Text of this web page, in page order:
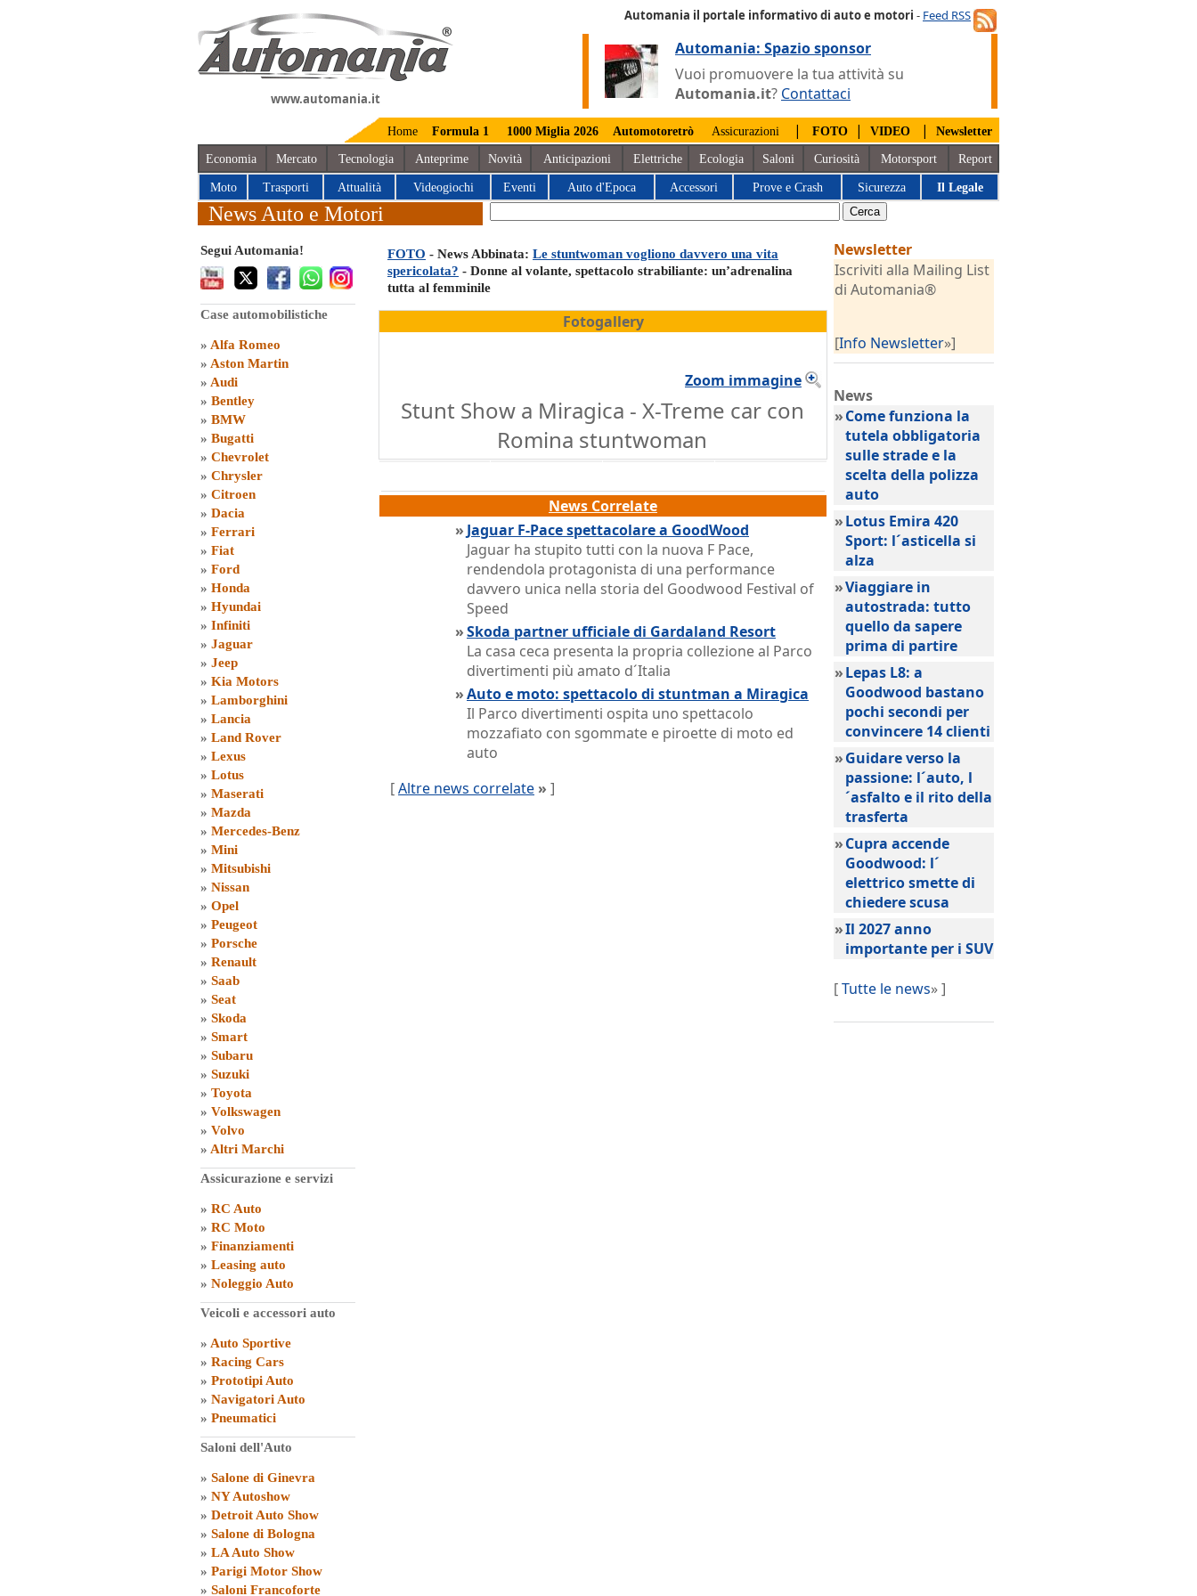
www.automania.it
Automania il portale informativo di auto e motori - Feed RSS
Automania: Spazio sponsor
Vuoi promuovere la tua attività su
Automania.it? Contattaci
Home Formula 1 1000 Miglia 2026 Automotoretrò Assicurazioni | FOTO | VIDEO | Newsletter
Economia Mercato Tecnologia Anteprime Novità Anticipazioni Elettriche Ecologia Saloni Curiosità Motorsport Report
Moto Trasporti Attualità Videogiochi Eventi Auto d'Epoca Accessori Prove e Crash Sicurezza Il Legale
News Auto e Motori
Segui Automania!
Case automobilistiche
» Alfa Romeo
» Aston Martin
» Audi
» Bentley
» BMW
» Bugatti
» Chevrolet
» Chrysler
» Citroen
» Dacia
» Ferrari
» Fiat
» Ford
» Honda
» Hyundai
» Infiniti
» Jaguar
» Jeep
» Kia Motors
» Lamborghini
» Lancia
» Land Rover
» Lexus
» Lotus
» Maserati
» Mazda
» Mercedes-Benz
» Mini
» Mitsubishi
» Nissan
» Opel
» Peugeot
» Porsche
» Renault
» Saab
» Seat
» Skoda
» Smart
» Subaru
» Suzuki
» Toyota
» Volkswagen
» Volvo
» Altri Marchi
Assicurazione e servizi
» RC Auto
» RC Moto
» Finanziamenti
» Leasing auto
» Noleggio Auto
Veicoli e accessori auto
» Auto Sportive
» Racing Cars
» Prototipi Auto
» Navigatori Auto
» Pneumatici
Saloni dell'Auto
» Salone di Ginevra
» NY Autoshow
» Detroit Auto Show
» Salone di Bologna
» LA Auto Show
» Parigi Motor Show
» Saloni Francoforte
FOTO - News Abbinata: Le stuntwoman vogliono davvero una vita
spericolata? - Donne al volante, spettacolo strabiliante: un’adrenalina
tutta al femminile
Fotogallery
Zoom immagine
Stunt Show a Miragica - X-Treme car con
Romina stuntwoman
News Correlate
» Jaguar F-Pace spettacolare a GoodWood
Jaguar ha stupito tutti con la nuova F Pace,
rendendola protagonista di una performance
davvero unica nella storia del Goodwood Festival of
Speed
»Skoda partner ufficiale di Gardaland Resort
La casa ceca presenta la propria collezione al Parco
divertimenti più amato d´Italia
»Auto e moto: spettacolo di stuntman a Miragica
Il Parco divertimenti ospita uno spettacolo
mozzafiato con sgommate e piroette di moto ed
auto
[Altre news correlate » ]
Newsletter
Iscriviti alla Mailing List
di Automania®
[Info Newsletter»]
News
»Come funziona la
tutela obbligatoria
sulle strade e la
scelta della polizza
auto
»Lotus Emira 420
Sport: l´asticella si
alza
»Viaggiare in
autostrada: tutto
quello da sapere
prima di partire
»Lepas L8: a
Goodwood bastano
pochi secondi per
convincere 14 clienti
»Guidare verso la
passione: l´auto, l
´asfalto e il rito della
trasferta
»Cupra accende
Goodwood: l´
elettrico smette di
chiedere scusa
»Il 2027 anno
importante per i SUV
[Tutte le news» ]